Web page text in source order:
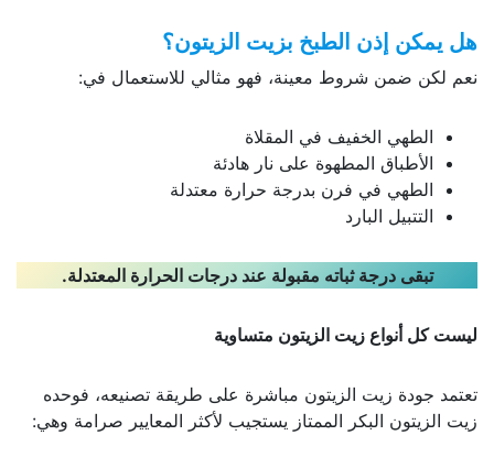
هل يمكن إذن الطبخ بزيت الزيتون؟
نعم لكن ضمن شروط معينة، فهو مثالي للاستعمال في:
الطهي الخفيف في المقلاة
الأطباق المطهوة على نار هادئة
الطهي في فرن بدرجة حرارة معتدلة
التتبيل البارد
تبقى درجة ثباته مقبولة عند درجات الحرارة المعتدلة.
ليست كل أنواع زيت الزيتون متساوية
تعتمد جودة زيت الزيتون مباشرة على طريقة تصنيعه، فوحده
زيت الزيتون البكر الممتاز يستجيب لأكثر المعايير صرامة وهي: